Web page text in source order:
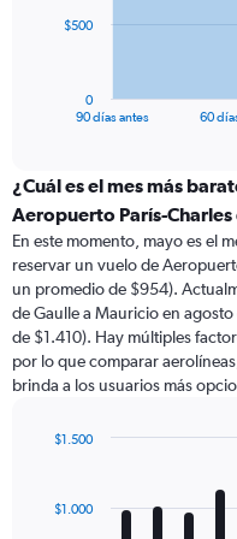
The
categories.
Range:
91
categories.
The
chart
has
1
Y
axis
values.
to
90 días antes 60
0
$500
¿Cuál es el mes más
Aeropuerto París-
En este momento, mayo es el
reservar un vuelo de
un promedio de $954).
de Gaulle a Mauricio en
de $1.410). Hay múltiples
por lo que comparar
brinda a los usuarios más
with
12
$1.000
$1.500